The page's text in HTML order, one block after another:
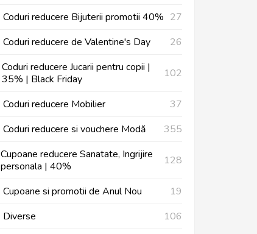
Coduri reducere Bijuterii promotii 40% 27
Coduri reducere de Valentine's Day
26
Coduri reducere Jucarii pentru copii |
35% | Black Friday
102
Coduri reducere Mobilier
37
Coduri reducere si vouchere Modă
355
Cupoane reducere Sanatate, Ingrijire
personala | 40%
128
Cupoane si promotii de Anul Nou
19
Diverse
106